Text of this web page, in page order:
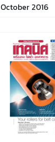
October 2016